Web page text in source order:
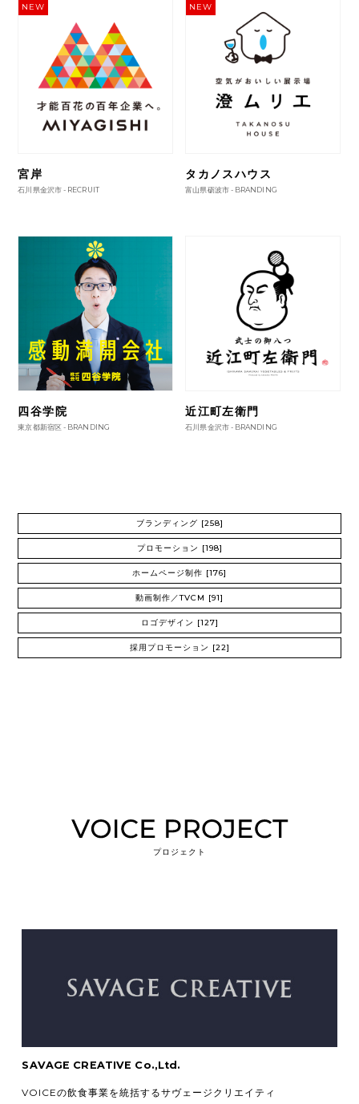
NEW
宮岸
石川県金沢市 - RECRUIT
NEW
タカノスハウス
富山県砺波市 - BRANDING
四谷学院
東京都新宿区 - BRANDING
近江町左衛門
石川県金沢市 - BRANDING
ブランディング [258]
プロモーション [198]
ホームページ制作 [176]
動画制作／TVCM [91]
ロゴデザイン [127]
採用プロモーション [22]
プロジェクト
SAVAGE CREATIVE Co.,Ltd.
VOICEの飲食事業を統括するサヴェージクリエイティ